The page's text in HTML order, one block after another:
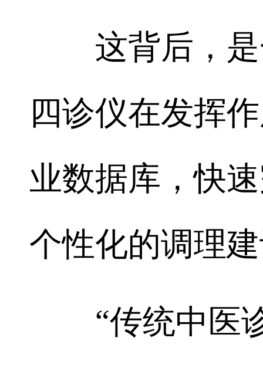
这背后，是
四诊仪在发挥
业数据库，快
个性化的调理
“传统中医诊